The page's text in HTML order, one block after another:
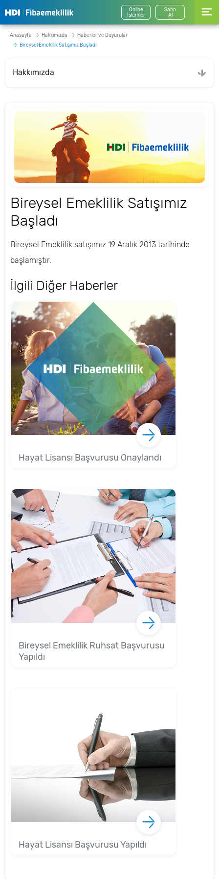
Online
İşlemler
Satın
Al
Anasayfa Hakkımızda
Haberler ve Duyurular
Bireysel Emeklilik Satışımız Başladı
Hakkımızda
Bireysel Emeklilik Satışımız
Başladı
Bireysel Emeklilik satışımız 19 Aralık 2013 tarihinde
başlamıştır.
İlgili Diğer Haberler
Hayat Lisansı Başvurusu Onaylandı
Bireysel Emeklilik Ruhsat Başvurusu
Yapıldı
Hayat Lisansı Başvurusu Yapıldı